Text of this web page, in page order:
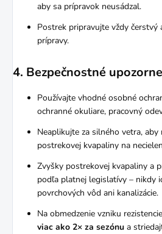
aby sa prípravok neusádzal.
Postrek pripravujte vždy čerstvý
prípravy.
4. Bezpečnostné
Používajte vhodné osobné
ochranné okuliare, pracovný
Neaplikujte za silného vetra,
postrekovej kvapaliny na
Zvyšky postrekovej kvapaliny a
podľa platnej legislatívy – nikdy
povrchových vôd ani kanalizácie.
Na obmedzenie vzniku rezistencie
viac ako 2× za sezónu a